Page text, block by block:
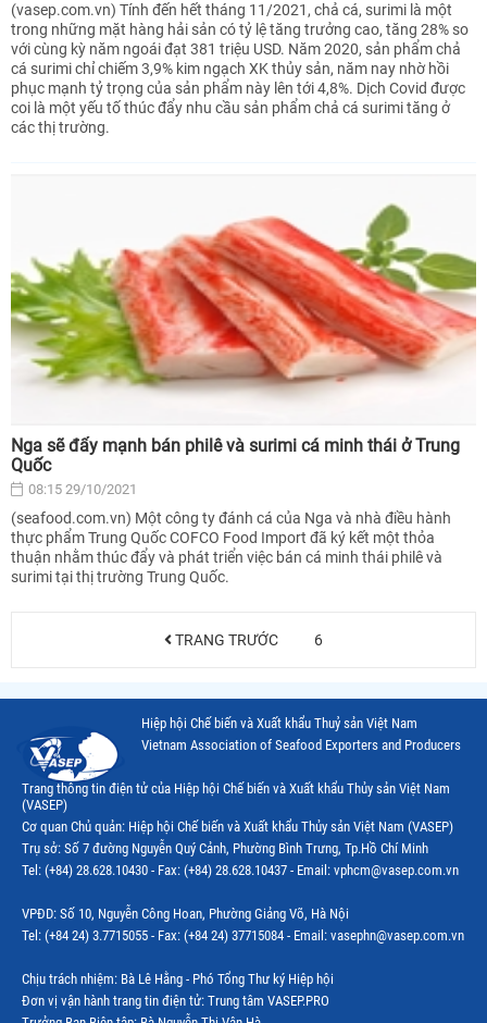
(vasep.com.vn) Tính đến hết tháng 11/2021, chả cá, surimi là một
trong những mặt hàng hải sản có tỷ lệ tăng trưởng cao, tăng 28% so
với cùng kỳ năm ngoái đạt 381 triệu USD. Năm 2020, sản phẩm chả
cá surimi chỉ chiếm 3,9% kim ngạch XK thủy sản, năm nay nhờ hồi
phục mạnh tỷ trọng của sản phẩm này lên tới 4,8%. Dịch Covid được
coi là một yếu tố thúc đẩy nhu cầu sản phẩm chả cá surimi tăng ở
các thị trường.
Nga sẽ đẩy mạnh bán philê và surimi cá minh thái ở Trung
Quốc
08:15 29/10/2021
(seafood.com.vn) Một công ty đánh cá của Nga và nhà điều hành
thực phẩm Trung Quốc COFCO Food Import đã ký kết một thỏa
thuận nhằm thúc đẩy và phát triển việc bán cá minh thái philê và
surimi tại thị trường Trung Quốc.
TRANG TRƯỚC 6
Hiệp hội Chế biến và Xuất khẩu Thuỷ sản Việt Nam
Vietnam Association of Seafood Exporters and Producers
Trang thông tin điện tử của Hiệp hội Chế biến và Xuất khẩu Thủy sản Việt Nam
(VASEP)
Cơ quan Chủ quản: Hiệp hội Chế biến và Xuất khẩu Thủy sản Việt Nam (VASEP)
Trụ sở: Số 7 đường Nguyễn Quý Cảnh, Phường Bình Trưng, Tp.Hồ Chí Minh
Tel: (+84) 28.628.10430 - Fax: (+84) 28.628.10437 - Email: vphcm@vasep.com.vn
VPĐD: Số 10, Nguyễn Công Hoan, Phường Giảng Võ, Hà Nội
Tel: (+84 24) 3.7715055 - Fax: (+84 24) 37715084 - Email: vasephn@vasep.com.vn
Chịu trách nhiệm: Bà Lê Hằng - Phó Tổng Thư ký Hiệp hội
Đơn vị vận hành trang tin điện tử: Trung tâm VASEP.PRO